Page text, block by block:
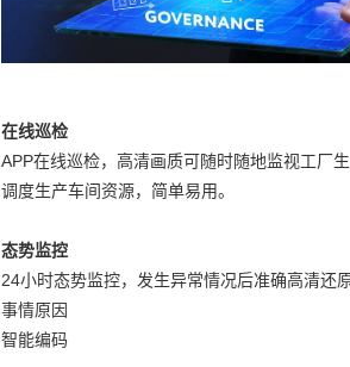
在线巡检
APP在线巡检，高清画质可随时随地监视工厂
调度生产车间资源，简单易用。
态势监控
24小时态势监控，发生异常情况后准确高清还
事情原因
智能编码